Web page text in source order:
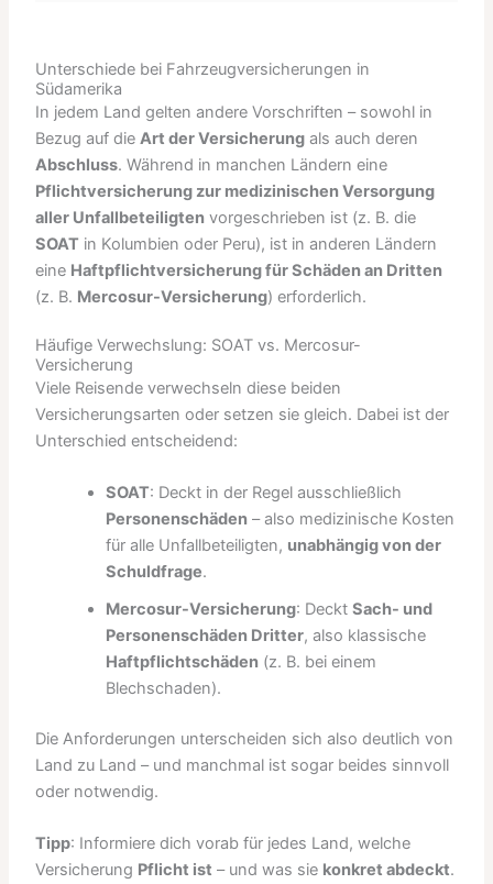
Unterschiede bei Fahrzeugversicherungen in
Südamerika
In jedem Land gelten andere Vorschriften – sowohl in
Bezug auf die Art der Versicherung als auch deren
Abschluss. Während in manchen Ländern eine
Pflichtversicherung zur medizinischen Versorgung
aller Unfallbeteiligten vorgeschrieben ist (z. B. die
SOAT in Kolumbien oder Peru), ist in anderen Ländern
eine Haftpflichtversicherung für Schäden an Dritten
(z. B. Mercosur-Versicherung) erforderlich.
Häufige Verwechslung: SOAT vs. Mercosur-
Versicherung
Viele Reisende verwechseln diese beiden
Versicherungsarten oder setzen sie gleich. Dabei ist der
Unterschied entscheidend:
SOAT: Deckt in der Regel ausschließlich
Personenschäden – also medizinische Kosten
für alle Unfallbeteiligten, unabhängig von der
Schuldfrage.
Mercosur-Versicherung: DecktSach- und
Personenschäden Dritter, also klassische
Haftpflichtschäden (z. B. bei einem
Blechschaden).
Die Anforderungen unterscheiden sich also deutlich von
Land zu Land – und manchmal ist sogar beides sinnvoll
oder notwendig.
Tipp: Informiere dich vorab für jedes Land, welche
Versicherung Pflicht ist – und was sie konkret abdeckt.